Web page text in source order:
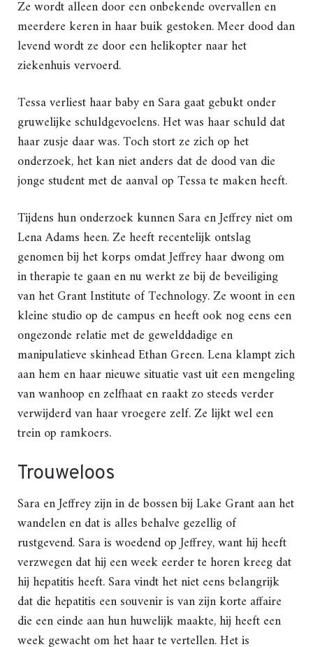
Ze wordt alleen door een onbekende overvallen en
meerdere keren in haar buik gestoken. Meer dood dan
levend wordt ze door een helikopter naar het
ziekenhuis vervoerd.
Tessa verliest haar baby en Sara gaat gebukt onder
gruwelijke schuldgevoelens. Het was haar schuld dat
haar zusje daar was. Toch stort ze zich op het
onderzoek, het kan niet anders dat de dood van die
jonge student met de aanval op Tessa te maken heeft.
Tijdens hun onderzoek kunnen Sara en Jeffrey niet om
Lena Adams heen. Ze heeft recentelijk ontslag
genomen bij het korps omdat Jeffrey haar dwong om
in therapie te gaan en nu werkt ze bij de beveiliging
van het Grant Institute of Technology. Ze woont in een
kleine studio op de campus en heeft ook nog eens een
ongezonde relatie met de gewelddadige en
manipulatieve skinhead Ethan Green. Lena klampt zich
aan hem en haar nieuwe situatie vast uit een mengeling
van wanhoop en zelfhaat en raakt zo steeds verder
verwijderd van haar vroegere zelf. Ze lijkt wel een
trein op ramkoers.
Trouweloos
Sara en Jeffrey zijn in de bossen bij Lake Grant aan het
wandelen en dat is alles behalve gezellig of
rustgevend. Sara is woedend op Jeffrey, want hij heeft
verzwegen dat hij een week eerder te horen kreeg dat
hij hepatitis heeft. Sara vindt het niet eens belangrijk
dat die hepatitis een souvenir is van zijn korte affaire
die een einde aan hun huwelijk maakte, hij heeft een
week gewacht om het haar te vertellen. Het is